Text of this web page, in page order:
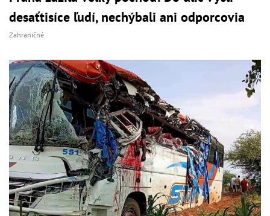
desaťtisíce ľudí, nechýbali ani odporcovia
Zahraničné